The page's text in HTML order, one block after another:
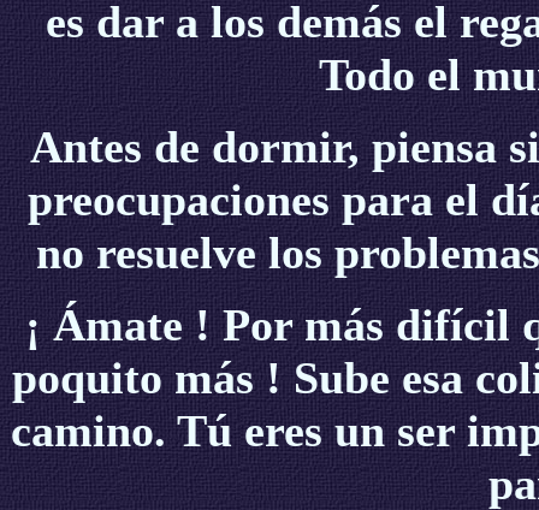
es dar a los demás el
Todo el
Antes de dormir, piensa
preocupaciones para el
no resuelve los
¡ Ámate ! Por más difícil
poquito más ! Sube esa
camino. Tú eres un ser